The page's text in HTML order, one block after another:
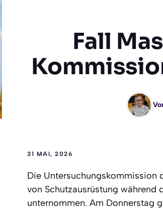
Fall
31 MAI, 2026
Die Untersuchungskommission
von Schutzausrüstung während
unternommen. Am Donnerstag